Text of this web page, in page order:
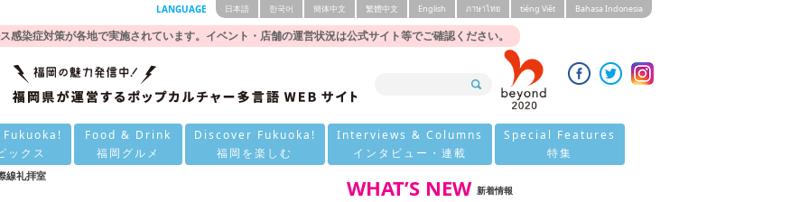
感染症対策が各地で実施されています。イベント・店舗の運営状況は公式サイト等でご確認ください。
LANGUAGE 日本語 한국어 簡体中文 繁體中文 English ภาษาไทย tiéng Viêt Bahasa Indonesia
ックス
Food & Drink
福岡グルメ
Discover Fukuoka!
福岡を楽しむ
Interviews & Columns
インタビュー・連載
Special Features
特集
線礼拝室 WHAT’S NEW 新着情報